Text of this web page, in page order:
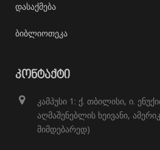
დასაქმება
ბიბლიოთეკა
ᲙᲝᲜᲢᲐᲥᲢᲘ
კამპუსი 1: ქ. თბილისი, ი.
აღმაშენებლის ხეივანი,
მიმდებარედ)